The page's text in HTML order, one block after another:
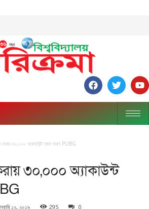
করায় ৩০,০০০ অ্যাকাউন্ট ব্যান করল PUBG
৩০,০০০ অ্যাকাউন্ট
১২, ২০১৯ 295 0